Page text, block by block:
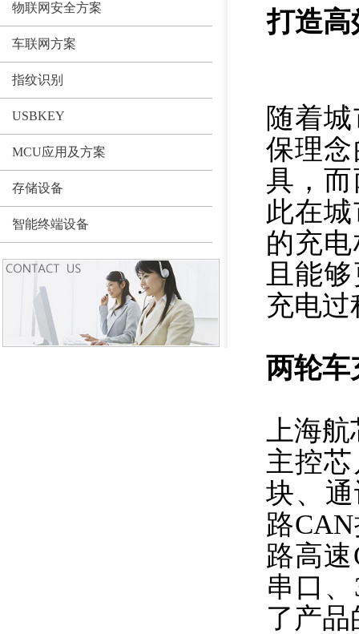
物联网安全方案
车联网方案
指纹识别
USBKEY
MCU应用及方案
存储设备
智能终端设备
打造高
随着
保理
具，
此在
的充
且能
充电过
两轮车
上海
主控
块、
路
路高
串口
了产